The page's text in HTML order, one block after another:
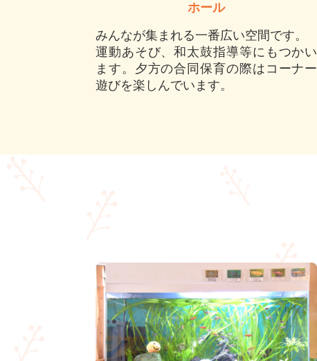
ホール
みんなが集まれる一番広い空間です。
運動あそび、和太鼓指導等にもつかい
ます。夕方の合同保育の際はコーナー
遊びを楽しんでいます。